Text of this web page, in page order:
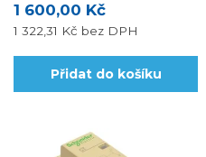
1 600,00 Kč
1 322,31 Kč bez DPH
Přidat do košíku